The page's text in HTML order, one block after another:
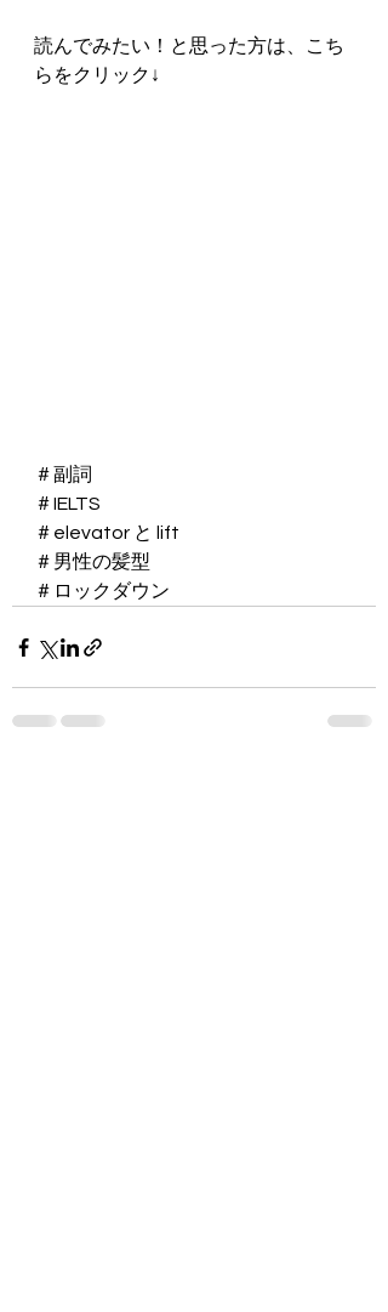
読んでみたい！と思った方は、こち
らをクリック↓
＃副詞
＃IELTS
＃elevator と lift
＃男性の髪型
＃ロックダウン